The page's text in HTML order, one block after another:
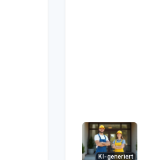
KI-generiert